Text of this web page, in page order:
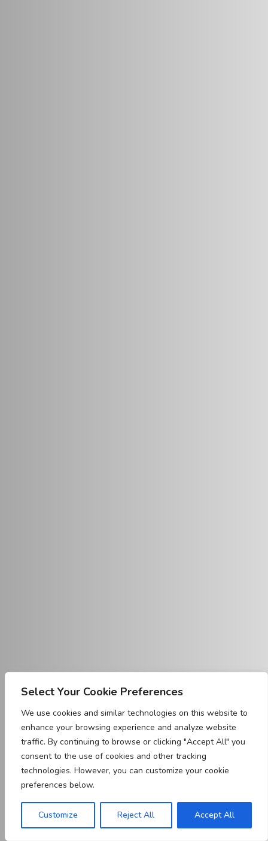
Select Your Cookie Preferences
We use cookies and similar technologies on this website to
enhance your browsing experience and analyze website
traffic. By continuing to browse or clicking "Accept All" you
consent to the use of cookies and other tracking
technologies. However, you can customize your cookie
preferences below.
Customize Reject All Accept All